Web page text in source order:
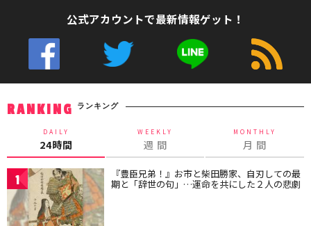
公式アカウントで最新情報ゲット！
RANKING ランキング
DAILY
24時間
WEEKLY
週 間
MONTHLY
月 間
1 『豊臣兄弟！』お市と柴田勝家、自刃しての最
期と「辞世の句」…運命を共にした２人の悲劇